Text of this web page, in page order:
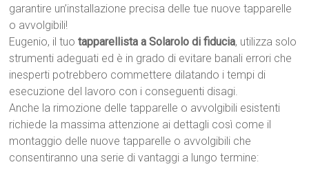
garantire un’installazione precisa delle tue nuove tapparelle
o avvolgibili!
Eugenio, il tuotapparellista a Solarolo di fiducia, utilizza solo
strumenti adeguati ed è in grado di evitare banali errori che
inesperti potrebbero commettere dilatando i tempi di
esecuzione del lavoro con i conseguenti disagi.
Anche la rimozione delle tapparelle o avvolgibili esistenti
richiede la massima attenzione ai dettagli così come il
montaggio delle nuove tapparelle o avvolgibili che
consentiranno una serie di vantaggi a lungo termine: